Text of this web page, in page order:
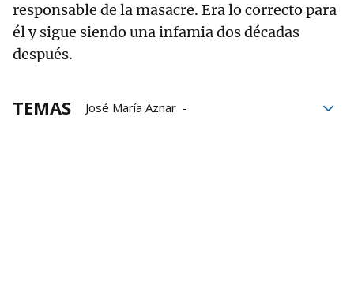
responsable de la masacre. Era lo correcto para
él y sigue siendo una infamia dos décadas
después.
TEMAS
José María Aznar